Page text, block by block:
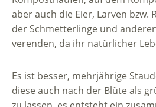
aber auch die Eier, Larven bzw.
der Schmetterlinge und
verenden, da ihr natürlicher
Es ist besser, mehrjährige
diese auch nach der Blüte als